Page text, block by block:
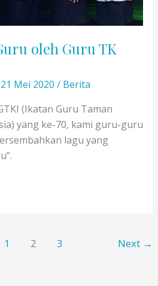
oleh Guru TK
21 Mei 2020 / Berita
(Ikatan Guru Taman
yang ke-70, kami guru-guru
lagu yang
1 2 3 Next →